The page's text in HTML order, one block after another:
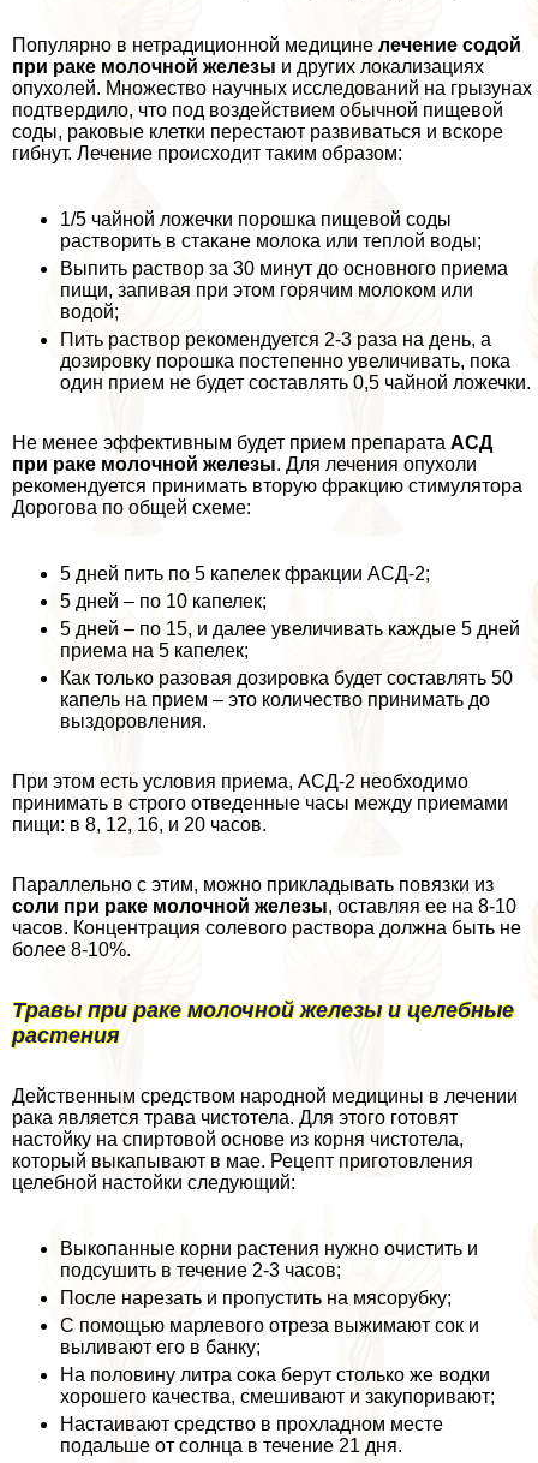
Популярно в нетрадиционной медицине лечение содой
при paке молочной железы и других локализациях
опухолей. Множество научных исследований на грызунах
подтвердило, что под воздействием обычной пищевой
соды, paковые клетки перестают развиваться и вскоре
гибнут. Лечение происходит таким образом:
1/5 чайной ложечки порошка пищевой соды
растворить в стакане молока или теплой воды;
Выпить раствор за 30 минут до основного приема
пищи, запивая при этом горячим молоком или
водой;
Пить раствор рекомендуется 2-3 раза на день, а
дозировку порошка постепенно увеличивать, пока
один прием не будет составлять 0,5 чайной ложечки.
Не менее эффективным будет прием препарата АСД
при paке молочной железы. Для лечения опухоли
рекомендуется принимать вторую фpaкцию стимулятора
Дорогова по общей схеме:
5 дней пить по 5 капелек фpaкции АСД-2;
5 дней – по 10 капелек;
5 дней – по 15, и далее увеличивать каждые 5 дней
приема на 5 капелек;
Как только разовая дозировка будет составлять 50
капель на прием – это количество принимать до
выздоровления.
При этом есть условия приема, АСД-2 необходимо
принимать в строго отведенные часы между приемами
пищи: в 8, 12, 16, и 20 часов.
Параллельно с этим, можно прикладывать повязки из
соли при paке молочной железы, оставляя ее на 8-10
часов. Концентрация солевого раствора должна быть не
более 8-10%.
Травы при paке молочной железы и целебные
растения
Действенным средством народной медицины в лечении
paка является трава чистотела. Для этого готовят
настойку на спиртовой основе из корня чистотела,
который выкапывают в мае. Рецепт приготовления
целебной настойки следующий:
Выкопанные корни растения нужно очистить и
подсушить в течение 2-3 часов;
После нарезать и пропустить на мясорубку;
С помощью марлевого отреза выжимают сок и
выливают его в банку;
На половину литра сока берут столько же водки
хорошего качества, смешивают и закупоривают;
Настаивают средство в прохладном месте
подальше от солнца в течение 21 дня.